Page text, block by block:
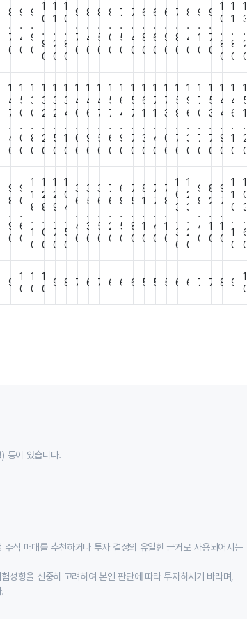
8
.
7
0
9
.
4
0
9
.
9
0
1
0
.
9
0
1
1
.
2
0
1
0
.
8
0
9
.
7
0
8
.
4
0
8
.
5
0
8
.
0
0
7
.
5
0
7
.
4
0
6
.
8
0
6
.
6
0
6
.
9
0
7
.
8
0
8
.
4
0
9
.
1
0
9
.
7
0
1
0
.
8
0
1
1
.
8
0
1
3
.
2
0
1
4
7
.
4
0
1
5
0
.
0
0
1
3
0
.
8
0
1
3
2
.
2
0
1
3
2
.
5
0
1
3
4
.
1
0
1
4
0
.
0
0
1
4
6
.
9
0
1
4
7
.
5
0
1
5
7
.
6
0
1
6
4
.
9
0
1
5
7
.
7
0
1
6
1
.
3
0
1
7
1
.
4
0
1
7
3
.
0
0
1
5
9
.
7
0
1
9
6
.
3
0
1
7
0
.
7
0
1
5
3
.
7
0
1
4
4
.
9
0
1
4
6
.
1
0
1
5
1
.
2
0
9
8
.
9
0
9
0
.
6
0
1
1
8
.
1
0
1
2
8
.
0
0
1
2
9
.
7
0
1
0
4
.
5
0
3
6
.
4
0
3
5
.
3
0
3
6
.
5
0
7
6
.
2
0
6
9
.
5
0
7
5
.
8
0
8
1
.
1
0
7
7
.
4
0
7
8
.
1
0
1
0
3
.
3
0
1
2
3
.
2
0
9
9
.
4
0
8
2
.
1
0
9
7
.
1
0
1
1
0
.
1
0
1
0
3
.
6
0
9
1
0
1
0
1
0
9 8 7 6 7 6 6 6 5 5 5 6 6 7 7 8 9
1
0
등이 있습니다.
식 매매를 추천하거나 투자 결정의 유일한 근거로 사용되어서는
성향을 신중히 고려하여 본인 판단에 따라 투자하시기 바라며,